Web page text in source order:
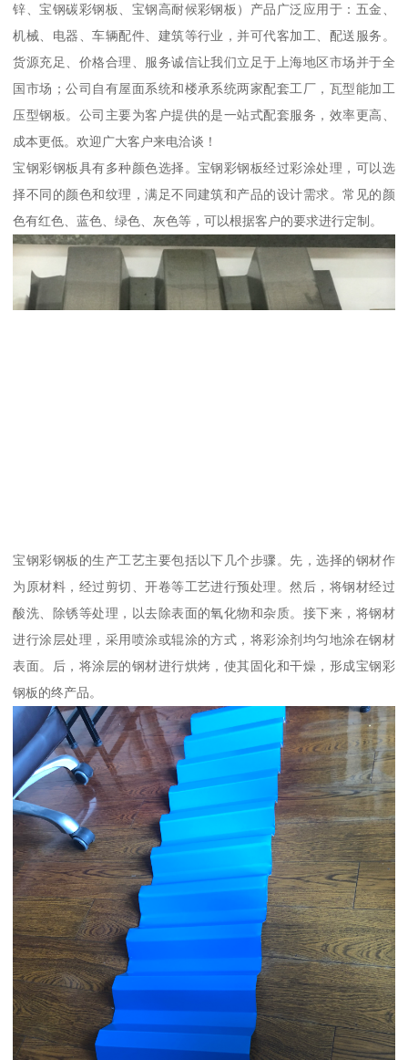
锌、宝钢碳彩钢板、宝钢高耐候彩钢板）产品广泛应用于：五金、
机械、电器、车辆配件、建筑等行业，并可代客加工、配送服务。
货源充足、价格合理、服务诚信让我们立足于上海地区市场并于全
国市场；公司自有屋面系统和楼承系统两家配套工厂，瓦型能加工
压型钢板。公司主要为客户提供的是一站式配套服务，效率更高、
成本更低。欢迎广大客户来电洽谈！
宝钢彩钢板具有多种颜色选择。宝钢彩钢板经过彩涂处理，可以选
择不同的颜色和纹理，满足不同建筑和产品的设计需求。常见的颜
色有红色、蓝色、绿色、灰色等，可以根据客户的要求进行定制。
宝钢彩钢板的生产工艺主要包括以下几个步骤。先，选择的钢材作
为原材料，经过剪切、开卷等工艺进行预处理。然后，将钢材经过
酸洗、除锈等处理，以去除表面的氧化物和杂质。接下来，将钢材
进行涂层处理，采用喷涂或辊涂的方式，将彩涂剂均匀地涂在钢材
表面。后，将涂层的钢材进行烘烤，使其固化和干燥，形成宝钢彩
钢板的终产品。